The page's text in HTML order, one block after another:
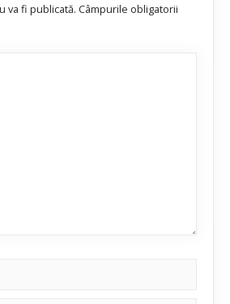
va fi publicată. Câmpurile obligatorii